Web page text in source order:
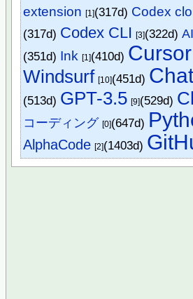
extension [1](317d) Codex
(317d) Codex CLI [3](322d)
(351d) Ink [1](410d) Cursor
Windsurf [10](451d)
(513d) GPT-3.5 [9](529d)
コーディング [0](647d)
AlphaCode [2](1403d)